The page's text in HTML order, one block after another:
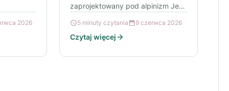
2026
zaprojektowany pod alpinizm Jeśli
wyposażenia, które nie ogranicza
ruchów podczas podejść…
5 minuty czytania 9 czerwca 2026
Czytaj więcej